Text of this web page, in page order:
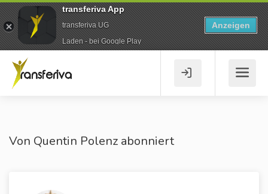
Von Quentin Polenz abonniert
transferiva App
transferiva UG
Laden - bei Google Play
Anzeigen